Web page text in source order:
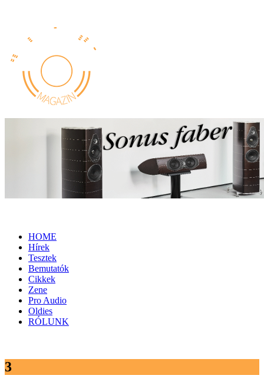
HOME
Hírek
Tesztek
Bemutatók
Cikkek
Zene
Pro Audio
Oldies
RÓLUNK
3